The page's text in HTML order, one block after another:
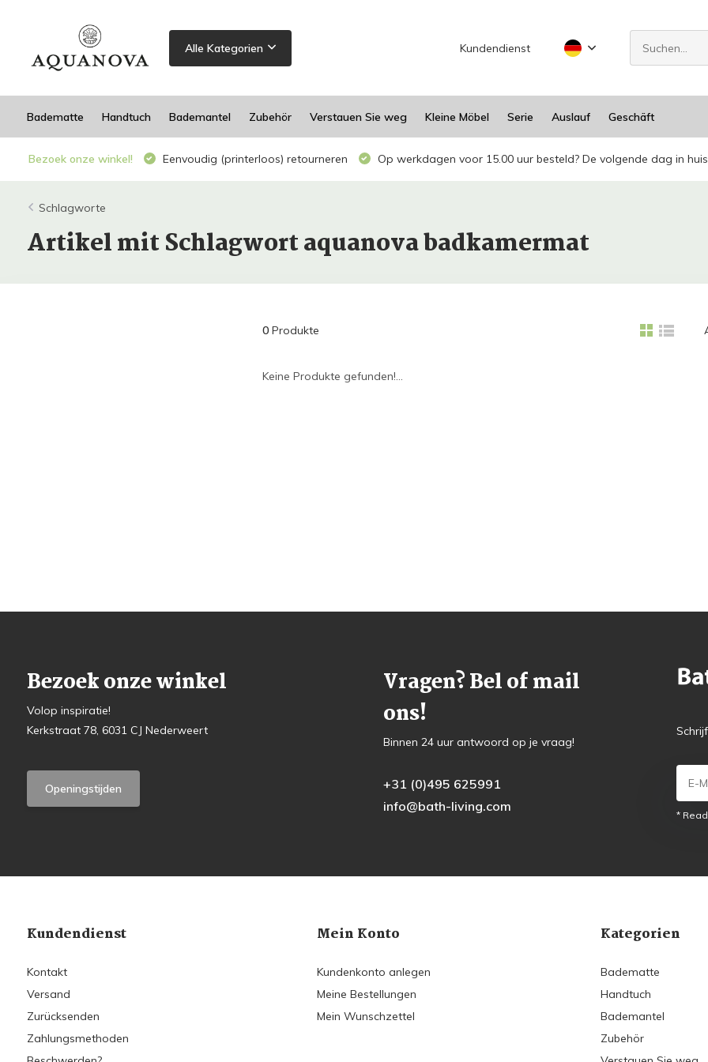
Alle Kategorien Kundendienst
Badematte Handtuch Bademantel Zubehör Verstauen Sie weg Kleine Möbel Serie Auslauf Geschäft
Bezoek onze winkel! Eenvoudig (printerloos) retourneren Op werkdagen voor 15.00 uur besteld? De volgende dag in
Schlagworte
Artikel mit Schlagwort aquanova badkamermat
0Produkte
Keine Produkte gefunden!...
Bezoek onze winkel
Volop inspiratie!
Kerkstraat 78, 6031 CJ Nederweert
Openingstijden
Vragen? Bel of mail
ons!
Binnen 24 uur antwoord op je vraag!
+31 (0)495 625991
info@bath-living.com
*
Kundendienst
Kontakt
Versand
Zurücksenden
Zahlungsmethoden
Mein Konto
Kundenkonto anlegen
Meine Bestellungen
Mein Wunschzettel
Kategorien
Badematte
Handtuch
Bademantel
Zubehör